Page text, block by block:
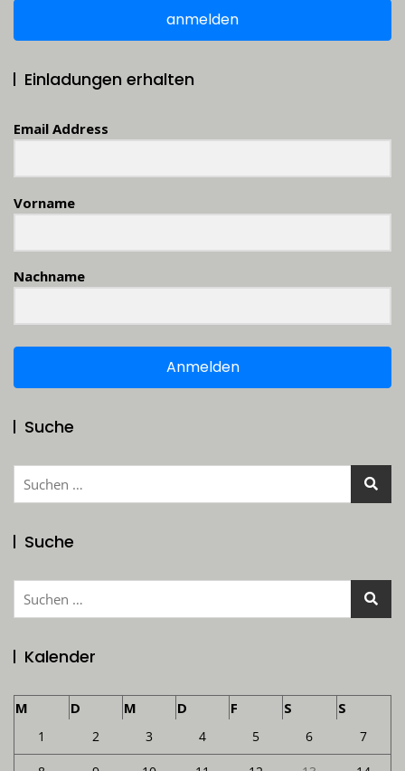
anmelden
Einladungen erhalten
Email Address
Vorname
Nachname
Anmelden
Suche
Suchen
Suche
Suchen
Kalender
M D M D F S S
1 2 3 4 5 6 7